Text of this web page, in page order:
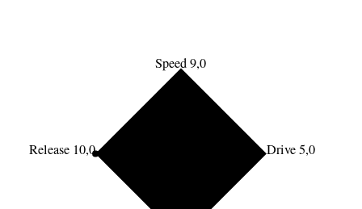
Speed 9,0
Drive 5,0
Release 10,0